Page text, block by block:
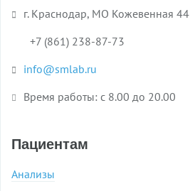
Пациентам
Анализы
г. Краснодар, МО Кожевенная 44
+7 (861) 238-87-73
info@smlab.ru
Время работы: с 8.00 до 20.00